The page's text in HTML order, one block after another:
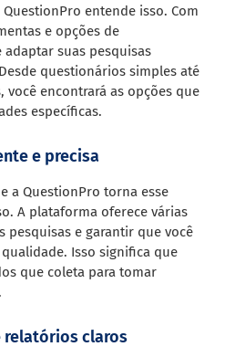
entende isso. Com
e opções de
suas pesquisas
questionários simples até
você encontrará as opções que
específicas.
e precisa
a QuestionPro torna esse
A plataforma oferece várias
pesquisas e garantir que você
Isso significa que
que coleta para tomar
relatórios claros